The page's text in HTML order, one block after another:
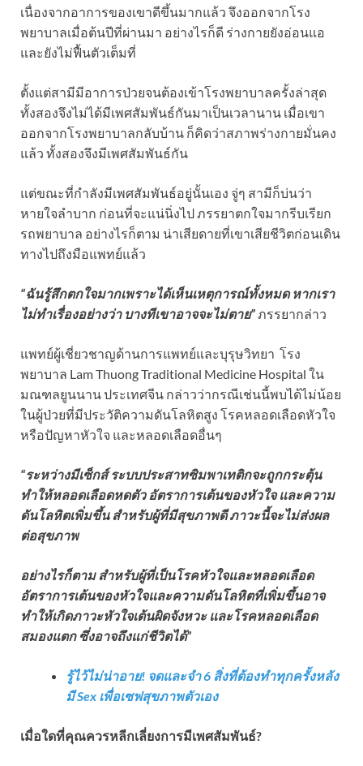
เนื่องจากอาการของเขาดีขึ้นมากแล้ว จึงออกจากโรง
พยาบาลเมื่อต้นปีที่ผ่านมา อย่างไรก็ดี ร่างกายยังอ่อนแอ
และยังไม่ฟื้นตัวเต็มที่
ตั้งแต่สามีมีอาการป่วยจนต้องเข้าโรงพยาบาลครั้งล่าสุด
ทั้งสองจึงไม่ได้มีเพศสัมพันธ์กันมาเป็นเวลานาน เมื่อเขา
ออกจากโรงพยาบาลกลับบ้าน ก็คิดว่าสภาพร่างกายมั่นคง
แล้ว ทั้งสองจึงมีเพศสัมพันธ์กัน
แต่ขณะที่กำลังมีเพศสัมพันธ์อยู่นั้นเอง จู่ๆ สามีก็บ่นว่า
หายใจลำบาก ก่อนที่จะแน่นิ่งไป ภรรยาตกใจมากรีบเรียก
รถพยาบาล อย่างไรก็ตาม น่าเสียดายที่เขาเสียชีวิตก่อนเดิน
ทางไปถึงมือแพทย์แล้ว
“ฉันรู้สึกตกใจมากเพราะได้เห็นเหตุการณ์ทั้งหมด หากเรา
ไม่ทำเรื่องอย่างว่า บางทีเขาอาจจะไม่ตาย”ภรรยากล่าว
แพทย์ผู้เชี่ยวชาญด้านการแพทย์และบุรุษวิทยา โรง
พยาบาล Lam Thuong Traditional Medicine Hospital ใน
มณฑลยูนนาน ประเทศจีน กล่าวว่ากรณีเช่นนี้พบได้ไม่น้อย
ในผู้ป่วยที่มีประวัติความดันโลหิตสูง โรคหลอดเลือดหัวใจ
หรือปัญหาหัวใจ และหลอดเลือดอื่นๆ
“ระหว่างมีเซ็กส์ ระบบประสาทซิมพาเทติกจะถูกกระตุ้น
ทำให้หลอดเลือดหดตัว อัตราการเต้นของหัวใจ และความ
ดันโลหิตเพิ่มขึ้น สำหรับผู้ที่มีสุขภาพดี ภาวะนี้จะไม่ส่งผล
ต่อสุขภาพ
อย่างไรก็ตาม สำหรับผู้ที่เป็นโรคหัวใจและหลอดเลือด
อัตราการเต้นของหัวใจและความดันโลหิตที่เพิ่มขึ้นอาจ
ทำให้เกิดภาวะหัวใจเต้นผิดจังหวะ และโรคหลอดเลือด
สมองแตก ซึ่งอาจถึงแก่ชีวิตได้”
รู้ไว้ไม่น่าอาย! จดและจำ 6 สิ่งที่ต้องทำทุกครั้งหลัง
มี Sex เพื่อเซฟสุขภาพตัวเอง
เมื่อใดที่คุณควรหลีกเลี่ยงการมีเพศสัมพันธ์?